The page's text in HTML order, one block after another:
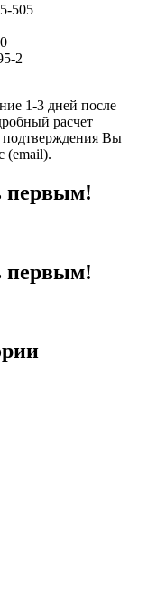
505
2
1-3 дней после
расчет
подтверждения Вы
(email).
первым!
первым!